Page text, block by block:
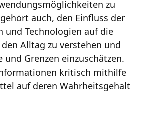
zu
auch, den Einfluss der
und Technologien auf die
Alltag zu verstehen und
und Grenzen einzuschätzen.
kritisch mithilfe
auf deren Wahrheitsgehalt